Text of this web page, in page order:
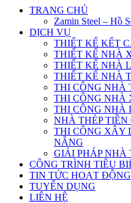
TRANG CHỦ
Zamin Steel – Hồ
DỊCH VỤ
THIẾT KẾ KẾT
THIẾT KẾ NHÀ
THIẾT KẾ NHÀ
THIẾT KẾ NHÀ
THI CÔNG NHÀ
THI CÔNG NHÀ
THI CÔNG NHÀ
NHÀ THÉP
THI CÔNG XÂY
NẴNG
GIẢI PHÁP NHÀ
CÔNG TRÌNH TIÊU
TIN TỨC HOẠT ĐỘNG
TUYỂN DỤNG
LIÊN HỆ